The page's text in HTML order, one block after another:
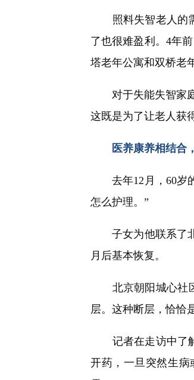
照料失智老人的需
了也很难盈利。4年
塔老年公寓和双桥老
对于失能失智家庭
这既是为了让老人获
医养康养相结合
去年12月，60岁的
怎么护理。”
子女为他联系了北
月后基本恢复。
北京朝阳城心社区
层。这种断层，恰恰
记者在走访中了解
开药，一旦突然生病